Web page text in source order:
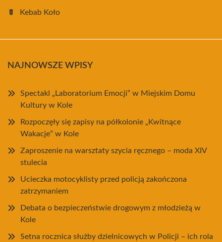
Kebab Koło
NAJNOWSZE WPISY
Spectakl „Laboratorium Emocji” w Miejskim Domu
Kultury w Kole
Rozpoczęły się zapisy na półkolonie „Kwitnące
Wakacje” w Kole
Zaproszenie na warsztaty szycia ręcznego – moda XIV
stulecia
Ucieczka motocyklisty przed policją zakończona
zatrzymaniem
Debata o bezpieczeństwie drogowym z młodzieżą w
Kole
Setna rocznica służby dzielnicowych w Policji – ich rola